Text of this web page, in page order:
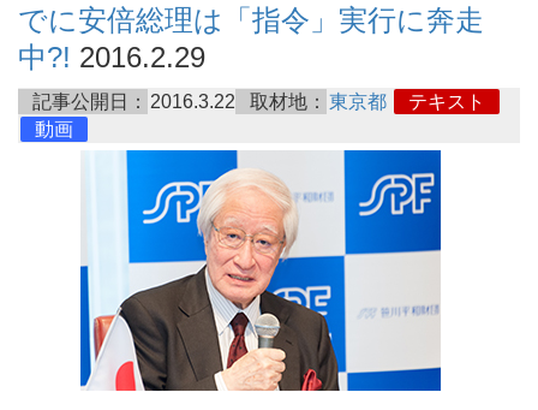
でに安倍総理は「指令」実行に奔走
中?! 2016.2.29
記事公開日： 2016.3.22 取材地： 東京都
テキスト
動画